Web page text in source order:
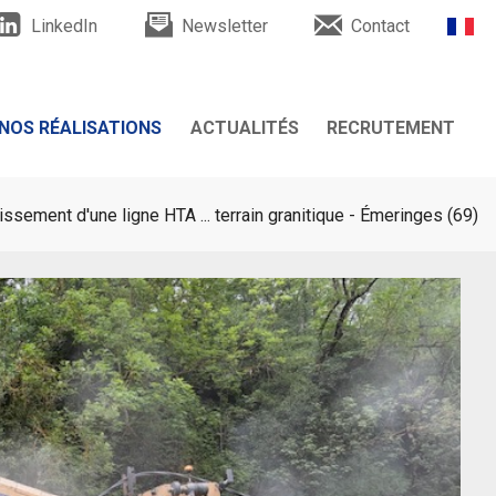
LinkedIn Newsletter Contact
NOS RÉALISATIONS ACTUALITÉS RECRUTEMENT
d'une ligne HTA ... terrain granitique - Émeringes (69)